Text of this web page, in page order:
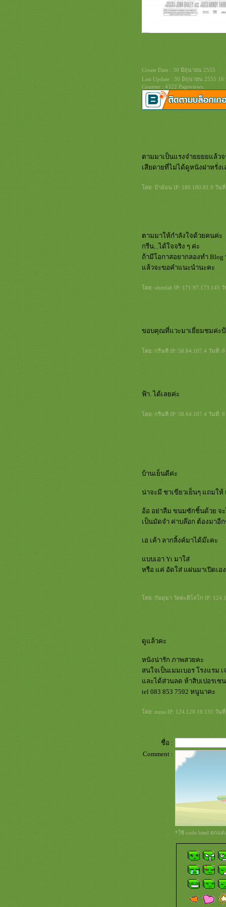
Create Date : 30 มิถุนายน 2555
Last Update : 30 มิถุนายน 2555
Counter : 4322 Pageviews.
ตามมาเป็นแรงจ๋ายยยยแล้ว
เสียดายที่ไม่ได้ดูหนังฝาหรั่ง
ดย: ป้าอ้อน IP: 180.180.81.9 วันที่
ตามมาให้กำลังใจด้วยคนค่ะ
กรีน...ได้ใจจริง ๆ ค่ะ
ถ้ามีโอกาสอยากลองทำ Blog
ล้วจะขอคำแนะนำนะคะ
ดย: uhmfah IP: 171.97.173.145
ขอบคุณที่แวะมาเยี่ยมชมค่ะ
ดย: กรีนที IP: 58.64.107.4 วันที่: 8
ฟ้า. ได้เลยค่ะ
ดย: กรีนที IP: 58.64.107.4 วันที่: 8
บ้านเย็นดีค่ะ
น่าจะมี ชาเขียวเย็นๆ แถมให้
อ้อ อย่าลืม ขนมซักชิ้นด้วย จ
เป็นมัดจำ ค่าบล๊อก ต้องมาอีก
เอ เค้า ลากลิ้งค์มาได้ม๊ะคะ
บบเอา Yt มาใส่
หรือ แค่ อัดใส่ แผ่นมาเปิดเอ
ดย: กัมมุนา วัตตะติโลโก IP:
ดูแล้วคะ
หนังน่ารัก ภาพสวยคะ
สนใจเป็นเมมเบอร โรงแรม
ละได้ส่วนลด ห้าสิบเปอรเซ
tel 083 853 7592 หนูนาคะ
ดย: nuna IP: 124.120.18.135 วัน
ชื่อ :
Comment :
*ใช้ code html ตกแ